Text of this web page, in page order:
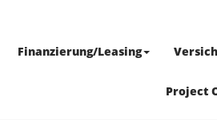
Finanzierung/Leasing
Project